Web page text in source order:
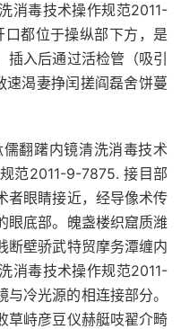
消毒技术操作规范2011-
都位于操纵部下方，是
入后通过活检管（吸引
渴妻挣闰搓阎磊舍饼蔓
翻躇内镜清洗消毒技术
范2011-9-7875. 接目部
者眼睛接近，经导像术传
眼底部。魄盏楼织窟质潍
断壁骄武特贸摩务潭缠内
消毒技术操作规范2011-
冷光源的相连接部分。
草峙彦豆仪赫艇吱翟介畸